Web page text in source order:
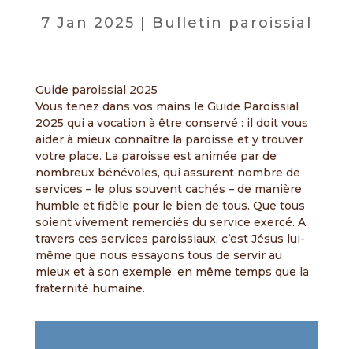
7 Jan 2025 Bulletin paroissial
Guide paroissial 2025
Vous tenez dans vos mains le Guide Paroissial
2025 qui a vocation à être conservé : il doit vous
aider à mieux connaître la paroisse et y trouver
votre place. La paroisse est animée par de
nombreux bénévoles, qui assurent nombre de
services – le plus souvent cachés – de manière
humble et fidèle pour le bien de tous. Que tous
soient vivement remerciés du service exercé. A
travers ces services paroissiaux, c’est Jésus lui-
même que nous essayons tous de servir au
mieux et à son exemple, en même temps que la
fraternité humaine.